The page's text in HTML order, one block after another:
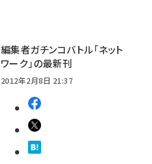
編集者ガチンコバトル「ネット
ワーク」の最新刊
2012年2月8日 21:37